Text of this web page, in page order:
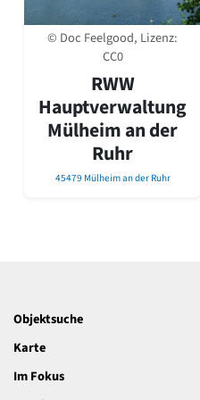
Harald Deilmann
Gottfried Böhm
Schneider von Esleben
Peter Behrens
Auszeichnung vorbildlicher
Big Beautiful Buildings
Gesamtübersicht...
Historismus
Barock
Renaissance
© Doc Feelgood, Lizenz:
CC0
RWW
Hauptverwaltung
Mülheim an der
Ruhr
45479 Mülheim an der Ruhr
Objektsuche
Karte
Im Fokus